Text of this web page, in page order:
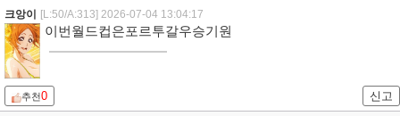
크앙이 [L:50/A:313] 2026-07-04 13:04:17
이번월드컵은포르투갈우승기원
추천0 신고